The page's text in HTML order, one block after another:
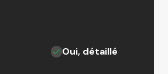
Oui, détaillé